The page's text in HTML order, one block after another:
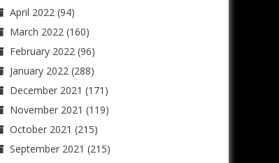
April 2022(94)
March 2022(160)
February 2022(96)
January 2022(288)
December 2021 (171)
November 2021 (119)
October 2021 (215)
September 2021 (215)